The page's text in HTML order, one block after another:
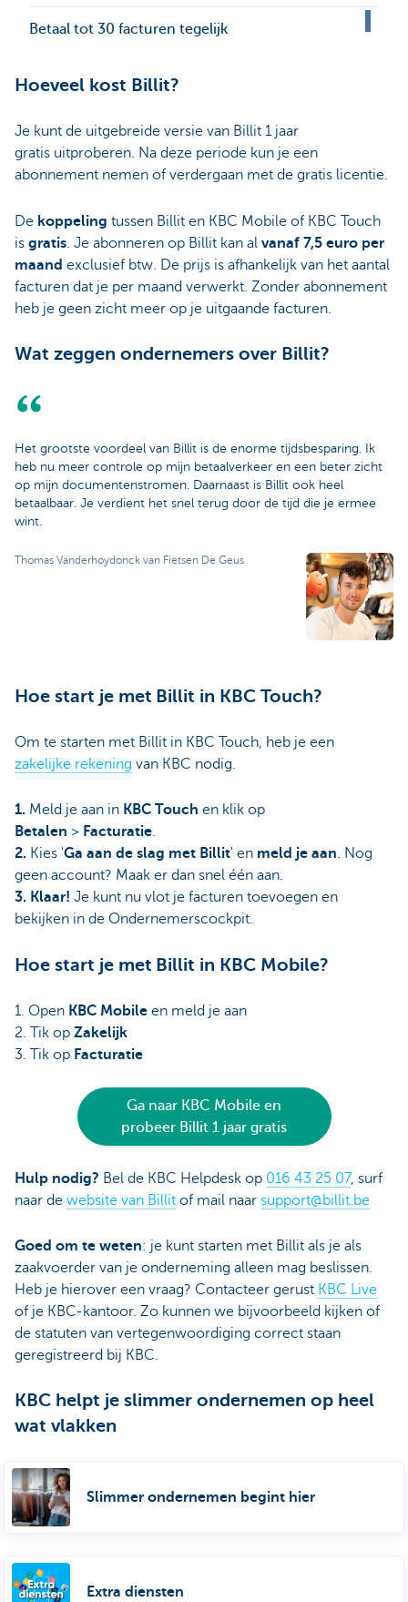
Betaal tot 30 facturen tegelijk
Hoeveel kost Billit?
Je kunt de uitgebreide versie van Billit 1 jaar
gratis uitproberen. Na deze periode kun je een
abonnement nemen of verdergaan met de gratis licentie.
De koppeling tussen Billit en KBC Mobile of KBC Touch
is gratis . Je abonneren op Billit kan al vanaf 7,5 euro per
maand exclusief btw. De prijs is afhankelijk van het aantal
facturen dat je per maand verwerkt. Zonder abonnement
heb je geen zicht meer op je uitgaande facturen.
Wat zeggen ondernemers over Billit?
Het grootste voordeel van Billit is de enorme tijdsbesparing. Ik
heb nu meer controle op mijn betaalverkeer en een beter zicht
op mijn documentenstromen. Daarnaast is Billit ook heel
betaalbaar. Je verdient het snel terug door de tijd die je ermee
wint.
Thomas Vanderhoydonck van Fietsen De Geus
Hoe start je met Billit in KBC Touch?
Om te starten met Billit in KBC Touch, heb je een
zakelijke rekening van KBC nodig.
1. Meld je aan in KBC Touch en klik op
Betalen > Facturatie.
2. Kies 'Ga aan de slag met Billit' en meld je aan. Nog
geen account? Maak er dan snel één aan.
3. Klaar! Je kunt nu vlot je facturen toevoegen en
bekijken in de Ondernemerscockpit.
Hoe start je met Billit in KBC Mobile?
1. Open KBC Mobile en meld je aan
2. Tik op Zakelijk
3. Tik op Facturatie
Ga naar KBC Mobile en
probeer Billit 1 jaar gratis
Hulp nodig? Bel de KBC Helpdesk op 016 43 25 07, surf
naar de website van Billit of mail naar support@billit.be
Goed om te weten: je kunt starten met Billit als je als
zaakvoerder van je onderneming alleen mag beslissen.
Heb je hierover een vraag? Contacteer gerust KBC Live
of je KBC-kantoor. Zo kunnen we bijvoorbeeld kijken of
de statuten van vertegenwoordiging correct staan
geregistreerd bij KBC.
KBC helpt je slimmer ondernemen op heel
wat vlakken
Slimmer ondernemen begint hier
Extra diensten